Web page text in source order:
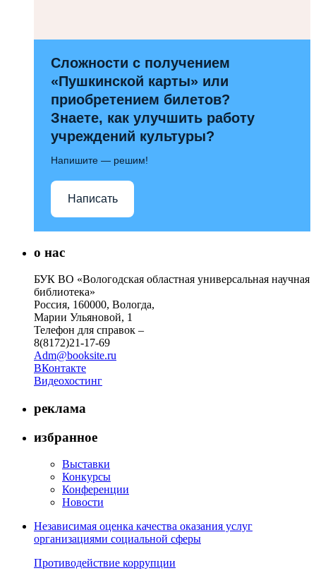
Сложности с получением
«Пушкинской карты» или
приобретением билетов?
Знаете, как улучшить работу
учреждений культуры?
Напишите — решим!
Написать
о нас
БУК ВО «Вологодская областная универсальная научная
библиотека»
Россия, 160000, Вологда,
Марии Ульяновой, 1
Телефон для справок –
8(8172)21-17-69
Adm@booksite.ru
ВКонтакте
Видеохостинг
реклама
избранное
Выставки
Конкурсы
Конференции
Новости
Независимая оценка качества оказания услуг
организациями социальной сферы
Противодействие коррупции